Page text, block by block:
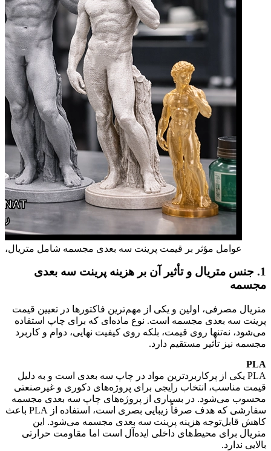
عوامل مؤثر بر قیمت پرینت سه بعدی مجسمه شامل متریال،
1. جنس متریال و تأثیر آن بر هزینه پرینت سه بعدی
مجسمه
متریال مصرفی، اولین و یکی از مهم‌ترین فاکتورها در تعیین قیمت
پرینت سه بعدی مجسمه است. نوع ماده‌ای که برای چاپ استفاده
می‌شود، نه‌تنها روی قیمت، بلکه روی کیفیت نهایی، دوام و کاربرد
مجسمه نیز تأثیر مستقیم دارد.
PLA
PLA یکی از پرکاربردترین مواد در چاپ سه بعدی است و به دلیل
قیمت مناسب، انتخاب رایجی برای پروژه‌های دکوری و غیرصنعتی
محسوب می‌شود. در بسیاری از پروژه‌های چاپ سه بعدی مجسمه
سفارشی که هدف صرفاً زیبایی بصری است، استفاده از PLA باعث
کاهش قابل‌توجه هزینه پرینت سه بعدی مجسمه می‌شود. این
متریال برای محیط‌های داخلی ایده‌آل است اما مقاومت حرارتی
بالایی ندارد.